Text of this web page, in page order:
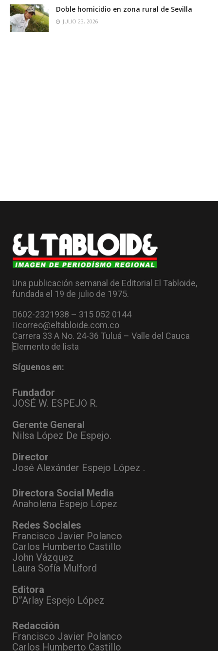
Doble homicidio en zona rural de Sevilla
JULIO 23, 2026
Una publicación semanal de Editorial El Tabloide,
fundada el 19 de julio de 1975.
602-2321938 – 315 052 0144
correo@eltabloide.com.co
Carrera 33 A No. 24-36 Tuluá – Valle del Cauca
Elemento de lista
Síguenos en:
Fundador
JOSÉ W. ESPEJO R.
Gerente General
Nilsa López De Espejo.
Director
José Alexánder Espejo López .
Directora Social Media
Anaholena Espejo López
Redes Sociales
Francisco Javier Polanco
Carlos Humberto Castillo
John Vázquez
Laura Sofía Mulford
Editora
D”Arlay Espejo López
Redacción
Francisco Javier Polanco
Carlos Humberto Castillo